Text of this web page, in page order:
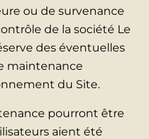
ou de survenance
de la société Le
des éventuelles
maintenance
du Site.
pourront être
aient été